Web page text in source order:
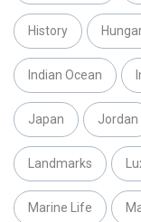
History
Indian Ocean
Japan Jordan
Landmarks
Marine Life